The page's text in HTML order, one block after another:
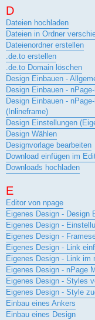
D
Dateien hochladen
Dateien in Ordner
Dateienordner erstellen
.de.to erstellen
.de.to Domain löschen
Design Einbauen -
Design Einbauen -
Design Einbauen -
(Inlineframe)
Design Einstellungen
Design Wählen
Designvorlage bearbeiten
Download einfügen im
Downloads hochladen
E
Editor von npage
Eigenes Design - Design
Eigenes Design -
Eigenes Design -
Eigenes Design - Link
Eigenes Design - Link im
Eigenes Design - nPage
Eigenes Design - Styles
Eigenes Design - Style
Einbau eines Ankers
Einbau eines Design